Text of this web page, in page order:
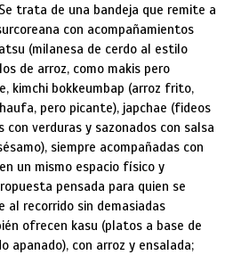
trata de una bandeja que remite a
con acompañamientos
(milanesa de cerdo al estilo
de arroz, como makis pero
kimchi bokkeumbap (arroz frito,
pero picante), japchae (fideos
verduras y sazonados con salsa
siempre acompañadas con
un mismo espacio físico y
pensada para quien se
al recorrido sin demasiadas
ofrecen kasu (platos a base de
apanado), con arroz y ensalada;